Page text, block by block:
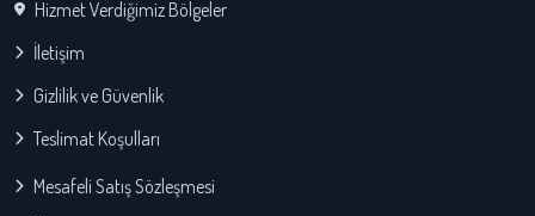
Hizmet Verdiğimiz Bölgeler
İletişim
Gizlilik ve Güvenlik
Teslimat Koşulları
Mesafeli Satış Sözleşmesi